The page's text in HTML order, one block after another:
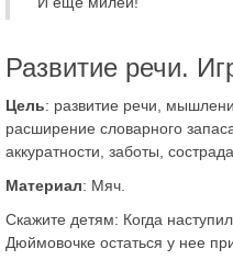
Развитие речи.
Цель: развитие речи,
расширение словарного
аккуратности, заботы,
Материал: Мяч.
Скажите детям: Когда
Дюймовочке остаться у нее